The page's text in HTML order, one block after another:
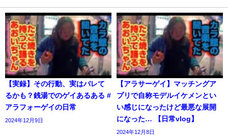
【実録】その行動、実はバレて
るかも？銭湯でのゲイあるある #
アラフォーゲイの日常
2024年12月9日
【アラサーゲイ】マッチングア
プリで自称モデルイケメンとい
い感じになったけど最悪な展開
になった… 【日常vlog】
2024年12月8日